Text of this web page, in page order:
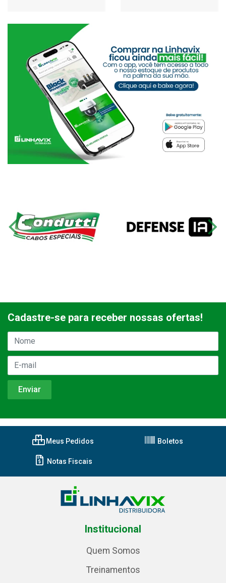
Cadastre-se para receber nossas ofertas!
Meus Pedidos Boletos
Notas Fiscais
Institucional
Quem Somos
Treinamentos